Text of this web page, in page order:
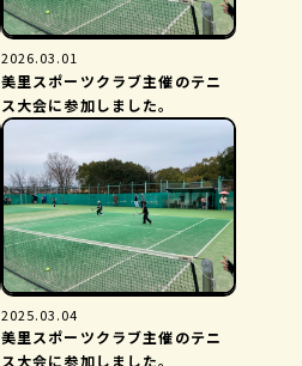
2026.03.01
美里スポーツクラブ主催のテニ
ス大会に参加しました。
2025.03.04
美里スポーツクラブ主催のテニ
ス大会に参加しました。